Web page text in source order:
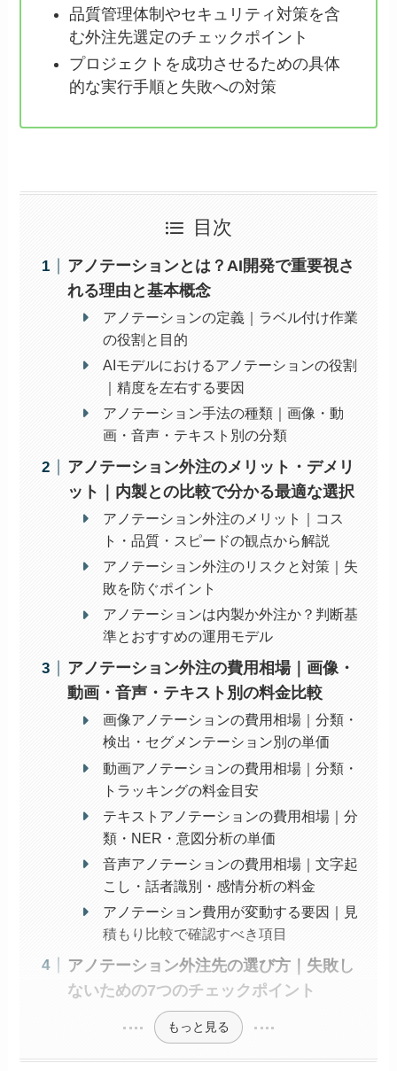
品質管理体制やセキュリティ対策を含
む外注先選定のチェックポイント
プロジェクトを成功させるための具体
的な実行手順と失敗への対策
目次
アノテーションとは？AI開発で重要視さ
れる理由と基本概念
アノテーションの定義｜ラベル付け作業
の役割と目的
AIモデルにおけるアノテーションの役割
｜精度を左右する要因
アノテーション手法の種類｜画像・動
画・音声・テキスト別の分類
アノテーション外注のメリット・デメリ
ット｜内製との比較で分かる最適な選択
アノテーション外注のメリット｜コス
ト・品質・スピードの観点から解説
アノテーション外注のリスクと対策｜失
敗を防ぐポイント
アノテーションは内製か外注か？判断基
準とおすすめの運用モデル
アノテーション外注の費用相場｜画像・
動画・音声・テキスト別の料金比較
画像アノテーションの費用相場｜分類・
検出・セグメンテーション別の単価
動画アノテーションの費用相場｜分類・
トラッキングの料金目安
テキストアノテーションの費用相場｜分
類・NER・意図分析の単価
音声アノテーションの費用相場｜文字起
こし・話者識別・感情分析の料金
アノテーション費用が変動する要因｜見
積もり比較で確認すべき項目
アノテーション外注先の選び方｜失敗し
ないための7つのチェックポイント
もっと見る